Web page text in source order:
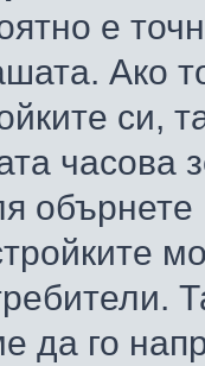
е
Ако
си,
обърнете
да го